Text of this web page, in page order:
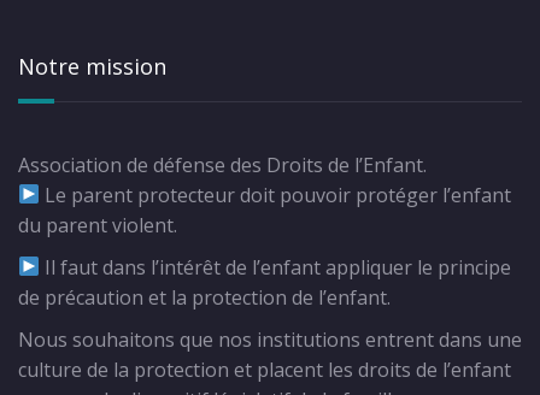
Notre mission
Association de défense des Droits de l’Enfant.
Le parent protecteur doit pouvoir protéger l’enfant
du parent violent.
Il faut dans l’intérêt de l’enfant appliquer le principe
de précaution et la protection de l’enfant.
Nous souhaitons que nos institutions entrent dans une
culture de la protection et placent les droits de l’enfant